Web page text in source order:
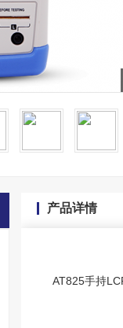
产品详情
AT825手持